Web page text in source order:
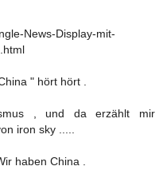
News-Display-mit-
" hört hört .
, und da erzählt mir
iron sky .....
haben China .